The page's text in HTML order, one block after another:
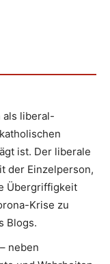
als liberal-
ist. Der liberale
der Einzelperson,
Übergriffigkeit
Krise zu
Blogs.
neben